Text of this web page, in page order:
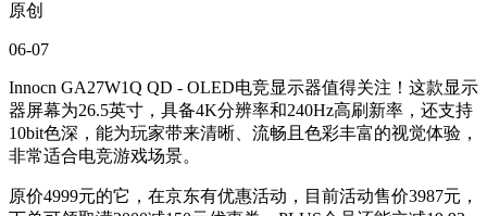
原创
06-07
Innocn GA27W1Q QD - OLED电竞显示器值得关注！这款显示
器屏幕为26.5英寸，具备4K分辨率和240Hz高刷新率，还支持
10bit色深，能为玩家带来清晰、流畅且色彩丰富的视觉体验，
非常适合电竞游戏场景。
原价4999元的它，在京东有优惠活动，目前活动售价3987元，